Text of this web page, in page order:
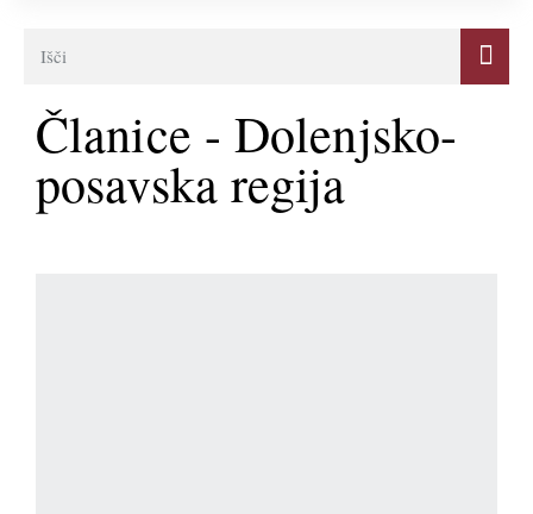
Članice - Dolenjsko-
posavska regija